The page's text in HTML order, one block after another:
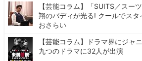
【芸能コラム】「SUITS／スー
翔のバディが光る! クールでス
おさらい
【芸能コラム】ドラマ界にジャ
九つのドラマに32人が出演